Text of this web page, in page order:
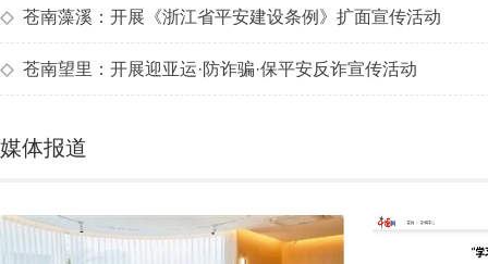
◇ 苍南藻溪：开展《浙江省平安建设条例》扩面宣传活动
◇ 苍南望里：开展迎亚运·防诈骗·保平安反诈宣传活动
媒体报道